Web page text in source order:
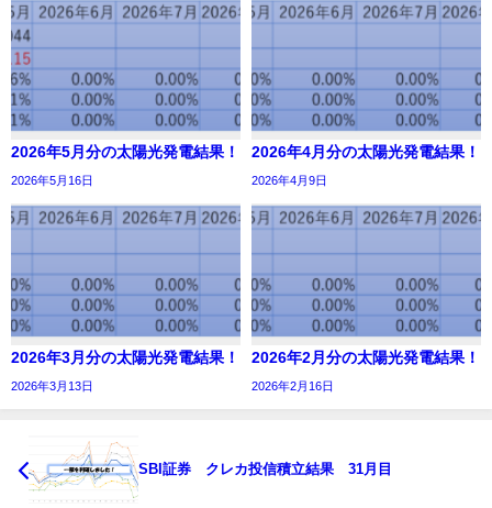
2026年5月分の太陽光発電結果！
2026年5月16日
2026年4月分の太陽光発電結果！
2026年4月9日
2026年3月分の太陽光発電結果！
2026年3月13日
2026年2月分の太陽光発電結果！
2026年2月16日
SBI証券 クレカ投信積立結果 31月目